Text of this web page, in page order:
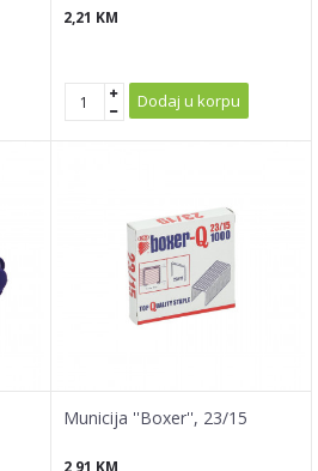
2,21 KM
Dodaj u korpu
Municija ''Boxer'', 23/15
2,91 KM